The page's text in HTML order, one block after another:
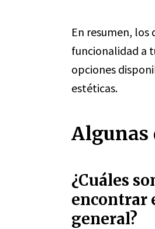
En resumen,
funcionalidad a
opciones
estéticas.
Algunas
¿Cuáles
encontrar
general?